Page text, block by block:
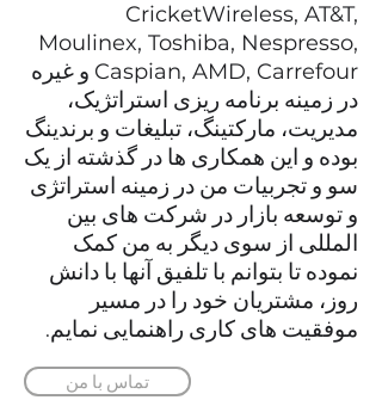
CricketWireless, AT&T,
Moulinex, Toshiba, Nespresso,
Caspian, AMD, Carrefour و غیره
در زمینه برنامه ریزی استراتژیک،
مدیریت، مارکتینگ، تبلیغات و برندینگ
بوده و این همکاری ها در گذشته از یک
سو و تجربیات من در زمینه استراتژی
و توسعه بازار در شرکت های بین
المللی از سوی دیگر به من کمک
نموده تا بتوانم با تلفیق آنها با دانش
روز، مشتریان خود را در مسیر
موفقیت های کاری راهنمایی نمایم.
تماس با من